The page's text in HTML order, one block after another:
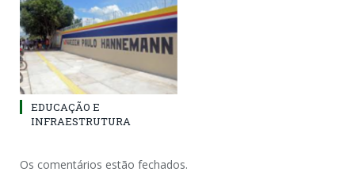
EDUCAÇÃO E
INFRAESTRUTURA
Os comentários estão fechados.